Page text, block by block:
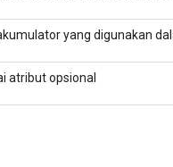
yang digunakan
atribut opsional